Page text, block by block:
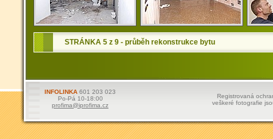
STRÁNKA 5 z 9 - průběh rekonstrukce bytu
INFOLINKA 601 203 023
Po-Pá 10-18:00
profima@iprofima.cz
Registrovaná
veškeré fotografie